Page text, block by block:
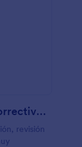
Registro De Mantenimiento Correctivo Y Preventivo
revisión